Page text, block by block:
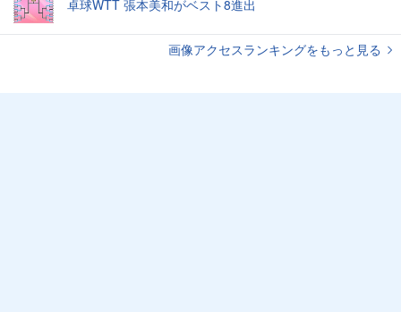
卓球WTT 張本美和がベスト8進出
画像アクセスランキングをもっと見る